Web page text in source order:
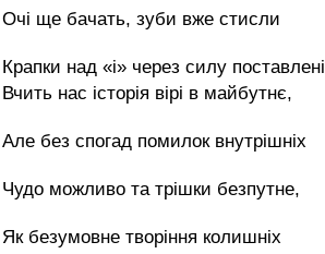
Очі ще бачать, зуби вже стисли
Крапки над «і» через силу поставлені
Вчить нас історія вірі в майбутнє,
Але без спогад помилок внутрішніх
Чудо можливо та трішки безпутне,
Як безумовне творіння колишніх